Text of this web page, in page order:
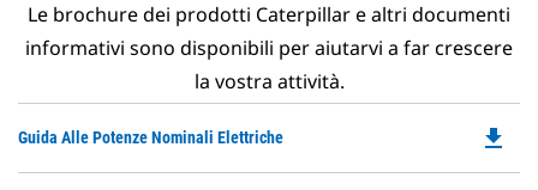
Le brochure dei prodotti Caterpillar e altri documenti
informativi sono disponibili per aiutarvi a far crescere
la vostra attività.
Guida Alle Potenze Nominali Elettriche file_download